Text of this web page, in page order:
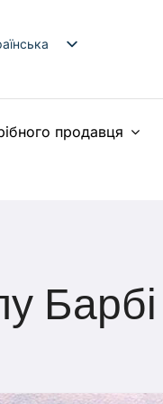
語
中文
продавця
Барбі